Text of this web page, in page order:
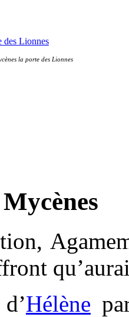
la porte des Lionnes
Hélène